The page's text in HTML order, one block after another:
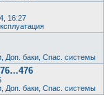
16:27
Доп. баки, Спас. системы
Доп. баки, Спас. системы